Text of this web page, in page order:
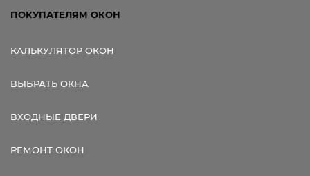
ПОКУПАТЕЛЯМ ОКОН
КАЛЬКУЛЯТОР ОКОН
ВЫБРАТЬ ОКНА
ВХОДНЫЕ ДВЕРИ
РЕМОНТ ОКОН